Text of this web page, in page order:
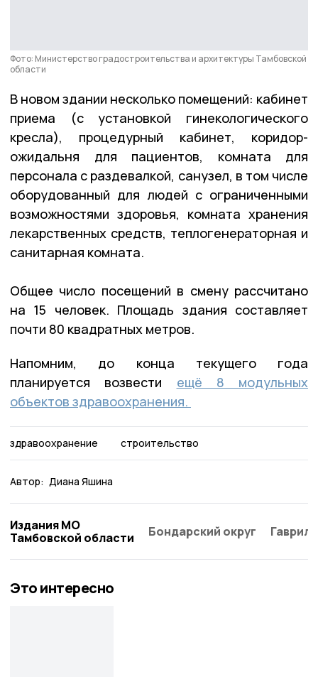
Фото: Министерство градостроительства и архитектуры Тамбовской
области
В новом здании несколько помещений: кабинет
приема (с установкой гинекологического
кресла), процедурный кабинет, коридор-
ожидальня для пациентов, комната для
персонала с раздевалкой, санузел, в том числе
оборудованный для людей с ограниченными
возможностями здоровья, комната хранения
лекарственных средств, теплогенераторная и
санитарная комната.
Общее число посещений в смену рассчитано
на 15 человек. Площадь здания составляет
почти 80 квадратных метров.
Напомним, до конца текущего года
планируется возвести ещё 8 модульных
объектов здравоохранения.
здравоохранение строительство
Автор: Диана Яшина
Издания МО
Тамбовской области
Бондарский округ
Это интересно